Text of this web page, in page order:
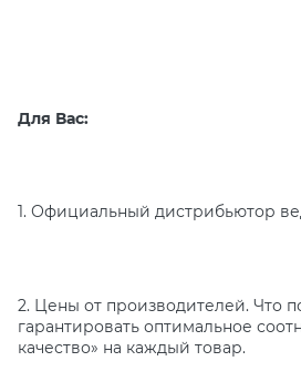
Для Вас:
1. Официальный дистрибьютор
2. Цены от производителей. Что
гарантировать оптимальное
качество» на каждый товар.